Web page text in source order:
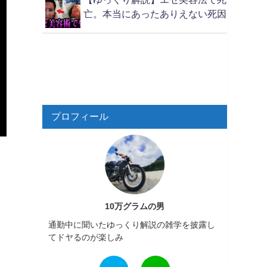
亡。本当にあったありえない死因
プロフィール
10万グラムの男
通勤中に聞いたゆっくり解説の雑学を披露し
てドヤるのが楽しみ